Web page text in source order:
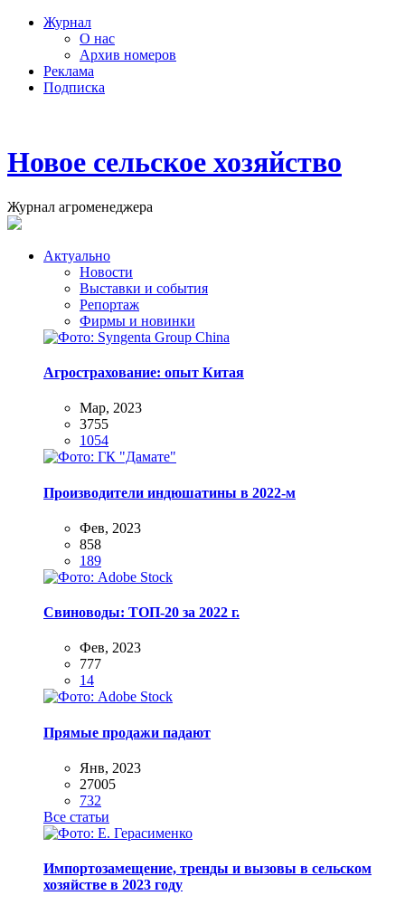
Журнал
О нас
Архив номеров
Реклама
Подписка
Новое сельское хозяйство
Журнал агроменеджера
Актуально
Новости
Выставки и события
Репортаж
Фирмы и новинки
Агрострахование: опыт Китая
Мар, 2023
3755
1054
Производители индюшатины в 2022-м
Фев, 2023
858
189
Свиноводы: ТОП-20 за 2022 г.
Фев, 2023
777
14
Прямые продажи падают
Янв, 2023
27005
732
Все статьи
Импортозамещение, тренды и вызовы в сельском
хозяйстве в 2023 году